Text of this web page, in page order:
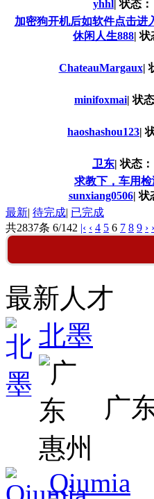
yhhl 状态：
加密狗开机后如软件点击
休闲人生888| 状
ChateauMargaux|
minifoxmai| 状
haoshashou123|
卫东| 状态：
求教下，车用
sunxiang0506| 状
最新| 待完成| 已完成
共2837条 6/142 |‹ ‹ 4 5 6 7 8 9 ›
最新人才
北墨
广
Qiumia